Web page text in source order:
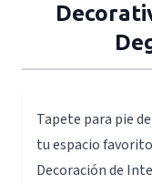
Tapete para pie
tu espacio
Decoración de